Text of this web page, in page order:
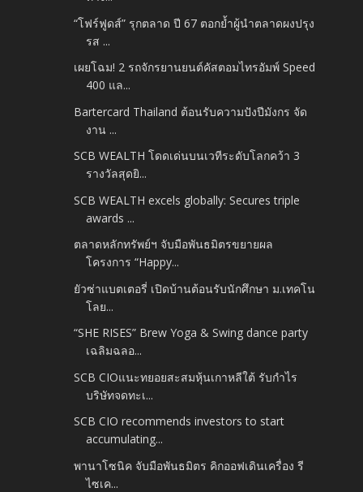
“โฟร์ฟูดส์” รุกตลาด ปี 67 ตอกย้ำผู้นำตลาดผงปรุง
รส ...
เผยโฉม! 2 รถจักรยานยนต์คัสตอมไทรอัมพ์ Speed
400 แล...
Bartercard Thailand ต้อนรับความปังปีมังกร จัด
งาน ...
SCB WEALTH โดดเด่นบนเวทีระดับโลกคว้า 3
รางวัลสุดยิ...
SCB WEALTH excels globally: Secures triple
awards ...
ตลาดหลักทรัพย์ฯ จับมือพันธมิตรขยายผล
โครงการ “Happy...
ยัวซ่าแบตเตอรี่ เปิดบ้านต้อนรับนักศึกษา ม.เทคโน
โลย...
“SHE RISES” Brew Yoga & Swing dance party
เฉลิมฉลอ...
SCB CIOแนะทยอยสะสมหุ้นเกาหลีใต้ รับกำไร
บริษัทจดทะเ...
SCB CIO recommends investors to start
accumulating...
พานาโซนิค จับมือพันธมิตร คิกออฟเดินเครื่อง รี
ไซเค...